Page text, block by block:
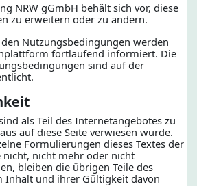
NRW gGmbH behält sich vor, diese
zu erweitern oder zu ändern.
Nutzungsbedingungen werden
fortlaufend informiert. Die
sind auf der
als Teil des Internetangebotes zu
auf diese Seite verwiesen wurde.
Formulierungen dieses Textes der
nicht, nicht mehr oder nicht
bleiben die übrigen Teile des
Inhalt und ihrer Gültigkeit davon